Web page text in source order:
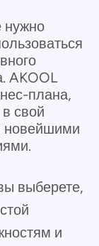
нужно
AKOOL
плана,
свой
новейшими
выберете,
и